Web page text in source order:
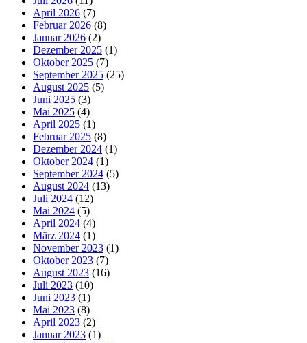
April 2026 (7)
Februar 2026 (8)
Januar 2026 (2)
Dezember 2025 (1)
Oktober 2025 (7)
September 2025 (25)
August 2025 (5)
Juni 2025 (3)
Mai 2025 (4)
April 2025 (1)
Februar 2025 (8)
Dezember 2024 (1)
Oktober 2024 (1)
September 2024 (5)
August 2024 (13)
Juli 2024 (12)
Mai 2024 (5)
April 2024 (4)
März 2024 (1)
November 2023 (1)
Oktober 2023 (7)
August 2023 (16)
Juli 2023 (10)
Juni 2023 (1)
Mai 2023 (8)
April 2023 (2)
Januar 2023 (1)